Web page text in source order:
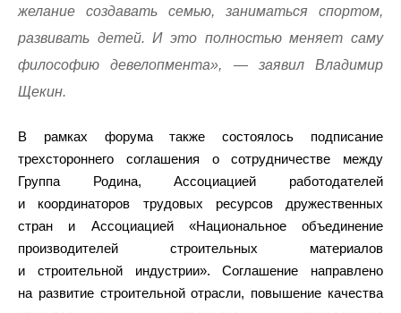
желание создавать семью, заниматься спортом,
развивать детей. И это полностью меняет саму
философию девелопмента», — заявил Владимир
Щекин.
В рамках форума также состоялось подписание
трехстороннего соглашения о сотрудничестве между
Группа Родина, Ассоциацией работодателей
и координаторов трудовых ресурсов дружественных
стран и Ассоциацией «Национальное объединение
производителей строительных материалов
и строительной индустрии». Соглашение направлено
на развитие строительной отрасли, повышение качества